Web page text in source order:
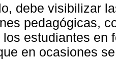
debe visibilizar
pedagógicas,
los estudiantes en
en ocasiones